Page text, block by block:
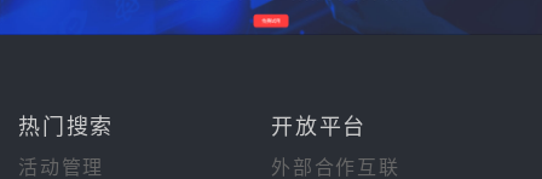
热门搜索 开放平台
活动管理
外部合作互联